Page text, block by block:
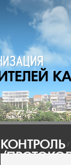
КОНТРОЛЬ /
/